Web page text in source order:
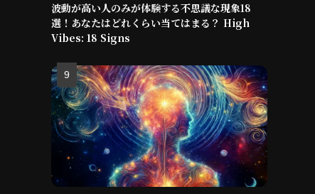
波動が高い人のみが体験する不思議な現象18
選！あなたはどれくらい当てはまる？ High
Vibes: 18 Signs